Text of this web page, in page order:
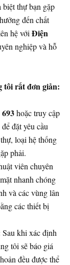
thự bạn gặp
đến chất
hệ với Điện
nghiệp và hỗ
tôi rất đơn giản:
hoặc truy cập
để đặt yêu cầu
loại hệ thống
phải.
viên chuyên
nhanh chóng
và các vùng lân
các thiết bị
Sau khi xác định
tôi sẽ báo giá
đều được thể